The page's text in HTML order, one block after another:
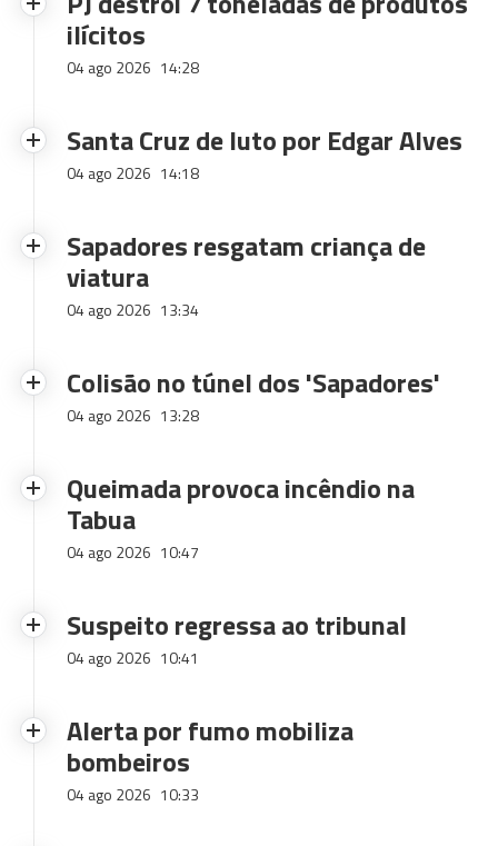
ilícitos
04 ago 2026 14:28
Santa Cruz de luto por Edgar Alves
04 ago 2026 14:18
Sapadores resgatam criança de
viatura
04 ago 2026 13:34
Colisão no túnel dos 'Sapadores'
04 ago 2026 13:28
Queimada provoca incêndio na
Tabua
04 ago 2026 10:47
Suspeito regressa ao tribunal
04 ago 2026 10:41
Alerta por fumo mobiliza
bombeiros
04 ago 2026 10:33